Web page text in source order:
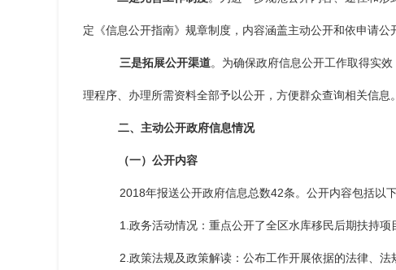
定《信息公开指南》规章制度，内容涵盖主动公开和依申请
三是拓展公开渠道。为确保政府信息公开工作取得实
理程序、办理所需资料全部予以公开，方便群众查询相关信息。
二、主动公开政府信息情况
（一）公开内容
2018年报送公开政府信息总数42条。公开内容包括以
1.政务活动情况：重点公开了全区水库移民后期扶持项
2.政策法规及政策解读：公布工作开展依据的法律、法